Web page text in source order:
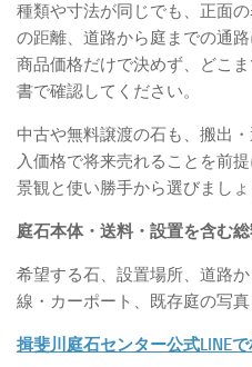
種類や寸法が同じでも、正面
の距離、道路から庭までの通
商品価格だけで決めず、どこ
書で確認してください。
中古や無料譲渡の石も、搬出
入価格で将来売れることを前
景観と使い勝手から選びましょ
庭石本体・送料・設置を含む
希望する石、設置場所、道路
線・カーポート、既存庭の写真
揖斐川庭石センター公式LINE